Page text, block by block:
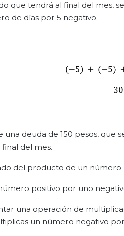
que tendrá al final del mes,
de días por 5 negativo.
una deuda de 150 pesos,
final del mes.
del producto de un número
positivo por uno
una operación de
un número negativo